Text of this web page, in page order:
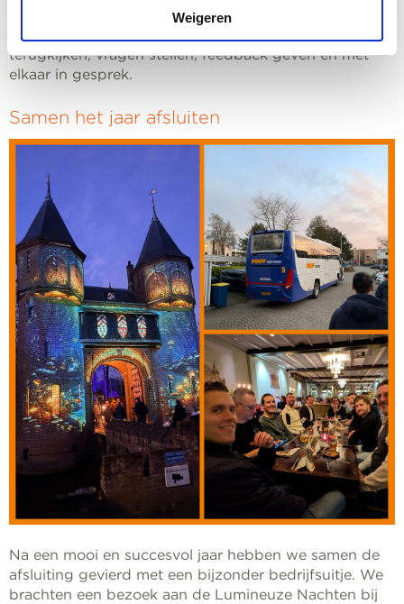
Weigeren
posten we regelmatig nieuwe instructievideo’s en
kunnen leden eerder gepubliceerde video’s
terugkijken, vragen stellen, feedback geven en met
elkaar in gesprek.
Samen het jaar afsluiten
Na een mooi en succesvol jaar hebben we samen de
afsluiting gevierd met een bijzonder bedrijfsuitje. We
brachten een bezoek aan de Lumineuze Nachten bij